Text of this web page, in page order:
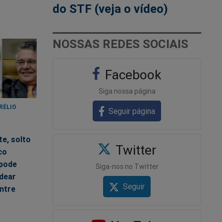
solto
do STF (veja o vídeo)
NOSSAS REDES SOCIAIS
Facebook
Siga nossa página
Seguir página
Twitter
Siga-nos no Twitter
Seguir